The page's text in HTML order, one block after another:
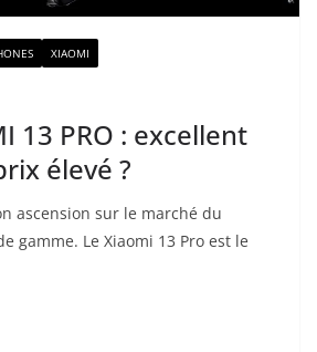
XIAOMI
13 PRO : excellent
élevé ?
ascension sur le marché du
gamme. Le Xiaomi 13 Pro est le